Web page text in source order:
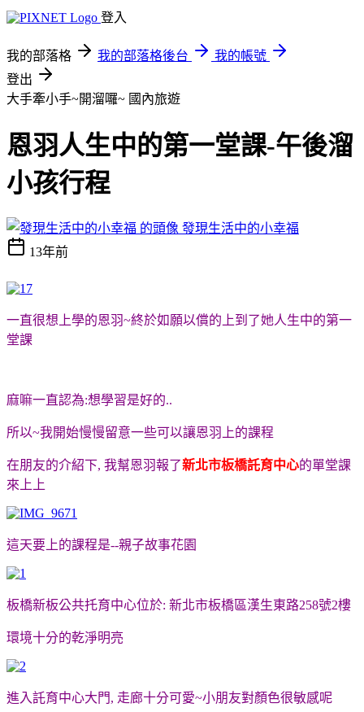
登入
我的部落格 我的部落格後台
我的帳號
登出
大手牽小手~開溜囉~ 國內旅遊
恩羽人生中的第一堂課-午後溜
小孩行程
發現生活中的小幸福
13年前
一直很想上學的恩羽~終於如願以償的上到了她人生中的第一
堂課
麻嘛一直認為:想學習是好的..
所以~我開始慢慢留意一些可以讓恩羽上的課程
在朋友的介紹下, 我幫恩羽報了新北市板橋託育中心的單堂課
來上上
這天要上的課程是--親子故事花園
板橋新板公共托育中心位於: 新北市板橋區漢生東路258號2樓
環境十分的乾淨明亮
進入託育中心大門, 走廊十分可愛~小朋友對顏色很敏感呢